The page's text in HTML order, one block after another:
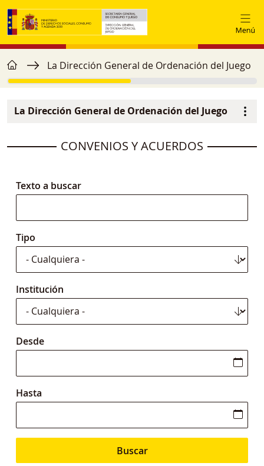
Pasar al contenido principal
Ruta de navegación
home La Dirección General de Ordenación del Juego
La Dirección General de Ordenación del Juego
CONVENIOS Y ACUERDOS
Texto a buscar
Tipo
Institución
Desde
Hasta